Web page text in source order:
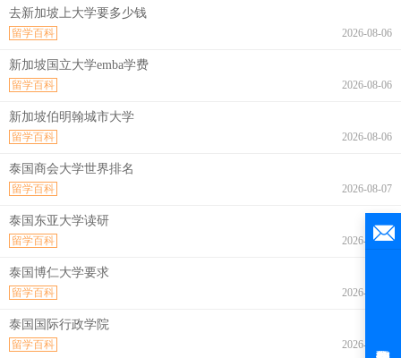
去新加坡上大学要多少钱
2026-08-06
留学百科
新加坡国立大学emba学费
2026-08-06
留学百科
新加坡伯明翰城市大学
2026-08-06
留学百科
泰国商会大学世界排名
2026-08-07
留学百科
泰国东亚大学读研
2026-08-07
留学百科
泰国博仁大学要求
2026-08-07
留学百科
泰国国际行政学院
2026-08-07
留学百科